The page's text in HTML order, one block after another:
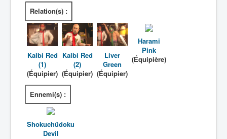
Relation(s) :
Kalbi Red
(1)
(Équipier)
Kalbi Red
(2)
(Équipier)
Liver
Green
(Équipier)
Harami
Pink
(Équipière)
Ennemi(s) :
Shokuchûdoku
Devil